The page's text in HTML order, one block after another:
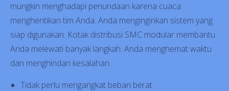
mungkin menghadapi penundaan karena cuaca
menghentikan tim Anda. Anda menginginkan sistem yang
siap digunakan. Kotak distribusi SMC modular membantu
Anda melewati banyak langkah. Anda menghemat waktu
dan menghindari kesalahan.
Tidak perlu mengangkat beban berat